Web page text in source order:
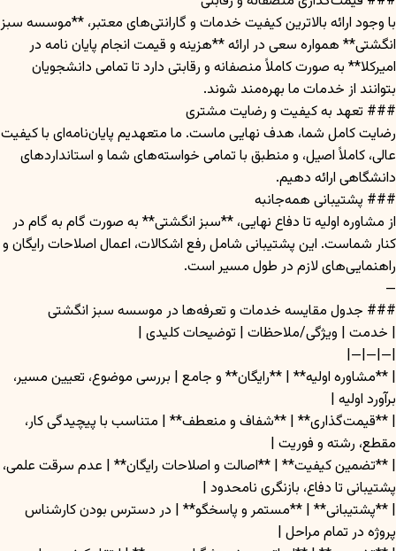
با وجود ارائه بالاترین کیفیت خدمات و گارانتی‌های معتبر، **موسسه سبز
انگشتی** همواره سعی در ارائه **هزینه و قیمت انجام پایان نامه در
امیرکلا** به صورت کاملاً منصفانه و رقابتی دارد تا تمامی دانشجویان
بتوانند از خدمات ما بهره‌مند شوند.
### تعهد به کیفیت و رضایت مشتری
رضایت کامل شما، هدف نهایی ماست. ما متعهدیم پایان‌نامه‌ای با کیفیت
عالی، کاملاً اصیل، و منطبق با تمامی خواسته‌های شما و استانداردهای
دانشگاهی ارائه دهیم.
### پشتیبانی همه‌جانبه
از مشاوره اولیه تا دفاع نهایی، **سبز انگشتی** به صورت گام به گام در
کنار شماست. این پشتیبانی شامل رفع اشکالات، اعمال اصلاحات رایگان و
راهنمایی‌های لازم در طول مسیر است.
—
### جدول مقایسه خدمات و تعرفه‌ها در موسسه سبز انگشتی
| خدمت | ویژگی/ملاحظات | توضیحات کلیدی |
|—|—|—|
| **مشاوره اولیه** | **رایگان** و جامع | بررسی موضوع، تعیین مسیر،
برآورد اولیه |
| **قیمت‌گذاری** | **شفاف و منعطف** | متناسب با پیچیدگی کار،
مقطع، رشته و فوریت |
| **تضمین کیفیت** | **اصالت و اصلاحات رایگان** | عدم سرقت علمی،
پشتیبانی تا دفاع، بازنگری نامحدود |
| **پشتیبانی** | **مستمر و پاسخگو** | در دسترس بودن کارشناس
پروژه در تمام مراحل |